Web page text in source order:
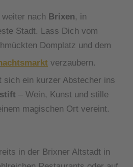
weiter nach Brixen, in
Stadt. Lass Dich vom
Domplatz und dem
verzaubern.
sich ein kurzer Abstecher ins
– Wein, Kunst und stille
magischen Ort vereint.
in der Brixner Altstadt in